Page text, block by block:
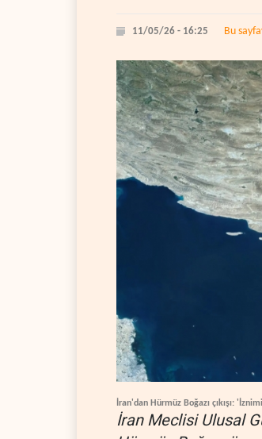
11/05/26 - 16:25 Bu
İran'dan Hürmüz Boğazı çıkışı:
İran Meclisi Ulusal